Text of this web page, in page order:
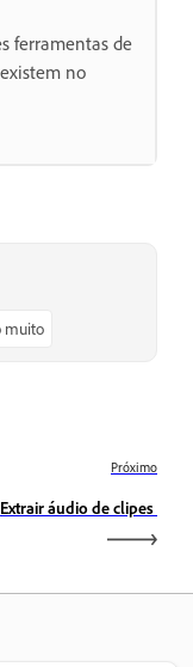
ferramentas de
no
muito
Próximo
Extrair áudio de clipes